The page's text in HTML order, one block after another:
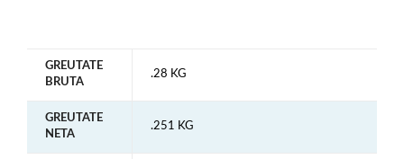
GREUTATE
BRUTA
.28 KG
GREUTATE
NETA
.251 KG